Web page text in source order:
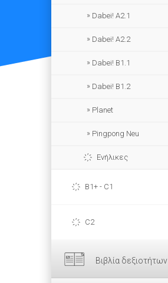
Dabei! Α2.1
Dabei! Α2.2
Dabei! Β1.1
Dabei! Β1.2
Planet
Pingpong Neu
Ενήλικες
B1+ - C1
C2
Βιβλία δεξιοτήτων